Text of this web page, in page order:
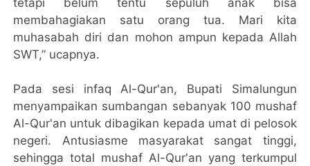
tetapi belum tentu sepuluh anak bisa
membahagiakan satu orang tua. Mari kita
muhasabah diri dan mohon ampun kepada Allah
SWT,” ucapnya.
Pada sesi infaq Al-Qur'an, Bupati Simalungun
menyampaikan sumbangan sebanyak 100 mushaf
Al-Qur'an untuk dibagikan kepada umat di pelosok
negeri. Antusiasme masyarakat sangat tinggi,
sehingga total mushaf Al-Qur'an yang terkumpul